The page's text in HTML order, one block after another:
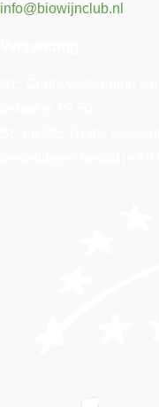
info@biowijnclub.nl